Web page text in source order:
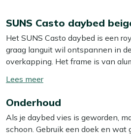
SUNS Casto daybed
Het SUNS Casto daybed is een
graag languit wil ontspannen in
overkapping. Het frame is van
strookje zon of schaduw wilt
zich prettig naar je lichaam,
comfortabel blijft liggen, ook met
middagdutje tussendoor. Dankzij
Toon/verberg
meer
Onderhoud
Als je daybed vies is geworden,
schoon. Gebruik een doek en wat